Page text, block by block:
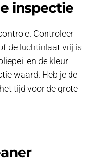
inspectie
Controleer
de luchtinlaat vrij is
en de kleur
waard. Heb je de
tijd voor de grote